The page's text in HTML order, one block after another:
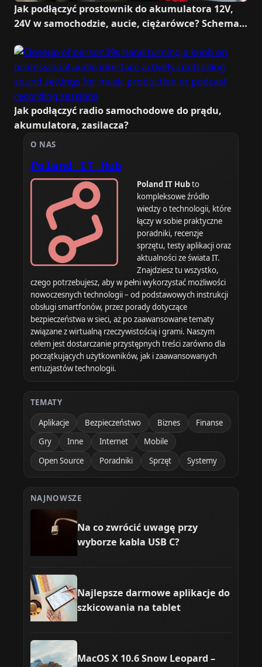
Jak podłączyć prostownik do akumulatora 12V,
24V w samochodzie, aucie, ciężarówce? Schemat,
Jak podłączyć radio samochodowe do prądu,
akumulatora, zasilacza?
O NAS
Poland IT Hub
Poland IT Hubto
kompleksowe źródło
wiedzy o technologii, które
łączy w sobie praktyczne
poradniki, recenzje
sprzętu, testy aplikacji oraz
aktualności ze świata IT.
Znajdziesz tu wszystko,
czego potrzebujesz, aby w pełni wykorzystać możliwości
nowoczesnych technologii – od podstawowych instrukcji
obsługi smartfonów, przez porady dotyczące
bezpieczeństwa w sieci, aż po zaawansowane tematy
związane z wirtualną rzeczywistością i grami. Naszym
celem jest dostarczanie przystępnych treści zarówno dla
początkujących użytkowników, jak i zaawansowanych
entuzjastów technologii.
TEMATY
Aplikacje
Bezpieczeństwo Biznes
Finanse
Gry
Inne Internet
Mobile
Open Source
Poradniki Sprzęt Systemy
NAJNOWSZE
Na co zwrócić uwagę przy
wyborze kabla USB C?
Najlepsze darmowe aplikacje do
szkicowania na tablet
MacOS X 10.6 Snow Leopard –